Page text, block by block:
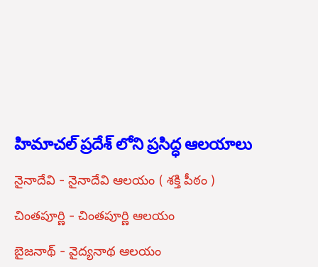
హిమాచల్ ప్రదేశ్ లోని ప్రసిద్ధ ఆలయాలు
నైనాదేవి - నైనాదేవి ఆలయం ( శక్తి పీఠం )
చింతపూర్ణి - చింతపూర్ణి ఆలయం
బైజనాథ్ - వైద్యనాథ ఆలయం